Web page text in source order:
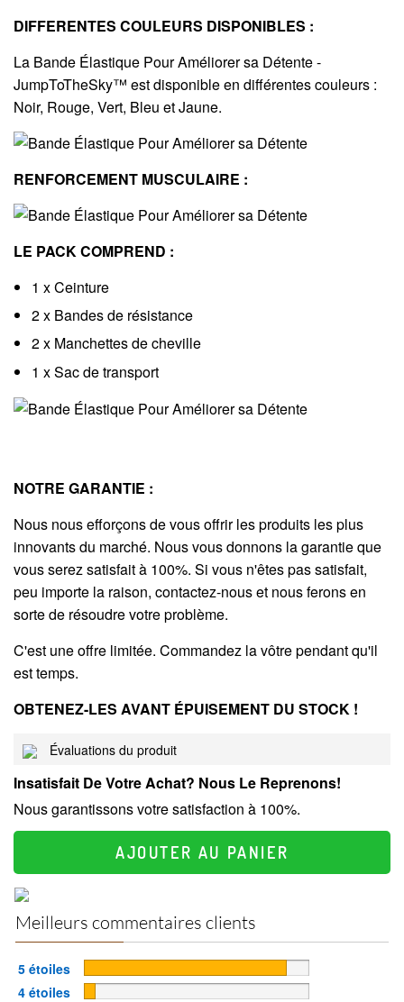
DIFFERENTES COULEURS DISPONIBLES :
La Bande Élastique Pour Améliorer sa Détente -
JumpToTheSky™ est disponible en différentes couleurs :
Noir, Rouge, Vert, Bleu et Jaune.
RENFORCEMENT MUSCULAIRE :
LE PACK COMPREND :
1 x Ceinture
2 x Bandes de résistance
2 x Manchettes de cheville
1 x Sac de transport
NOTRE GARANTIE :
Nous nous efforçons de vous offrir les produits les plus
innovants du marché. Nous vous donnons la garantie que
vous serez satisfait à 100%. Si vous n'êtes pas satisfait,
peu importe la raison, contactez-nous et nous ferons en
sorte de résoudre votre problème.
C'est une offre limitée. Commandez la vôtre pendant qu'il
est temps.
OBTENEZ-LES AVANT ÉPUISEMENT DU STOCK !
Évaluations du produit
Insatisfait De Votre Achat? Nous Le Reprenons!
Nous garantissons votre satisfaction à 100%.
AJOUTER AU PANIER
Meilleurs commentaires clients
5 étoiles
Complete
4 étoiles
10%